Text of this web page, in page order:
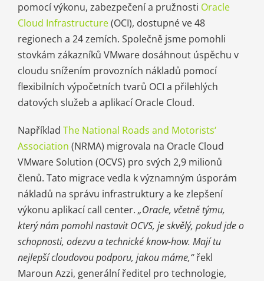
pomocí výkonu, zabezpečení a pružnosti Oracle
Cloud Infrastructure(OCI), dostupné ve 48
regionech a 24 zemích. Společně jsme pomohli
stovkám zákazníků VMware dosáhnout úspěchu v
cloudu snížením provozních nákladů pomocí
flexibilních výpočetních tvarů OCI a přilehlých
datových služeb a aplikací Oracle Cloud.
Například The National Roads and Motorists‘
Association (NRMA) migrovala na Oracle Cloud
VMware Solution (OCVS) pro svých 2,9 milionů
členů. Tato migrace vedla k významným úsporám
nákladů na správu infrastruktury a ke zlepšení
výkonu aplikací call center.„Oracle, včetně týmu,
který nám pomohl nastavit OCVS, je skvělý, pokud jde o
schopnosti, odezvu a technické know-how. Mají tu
nejlepší cloudovou podporu, jakou máme,“řekl
Maroun Azzi, generální ředitel pro technologie,